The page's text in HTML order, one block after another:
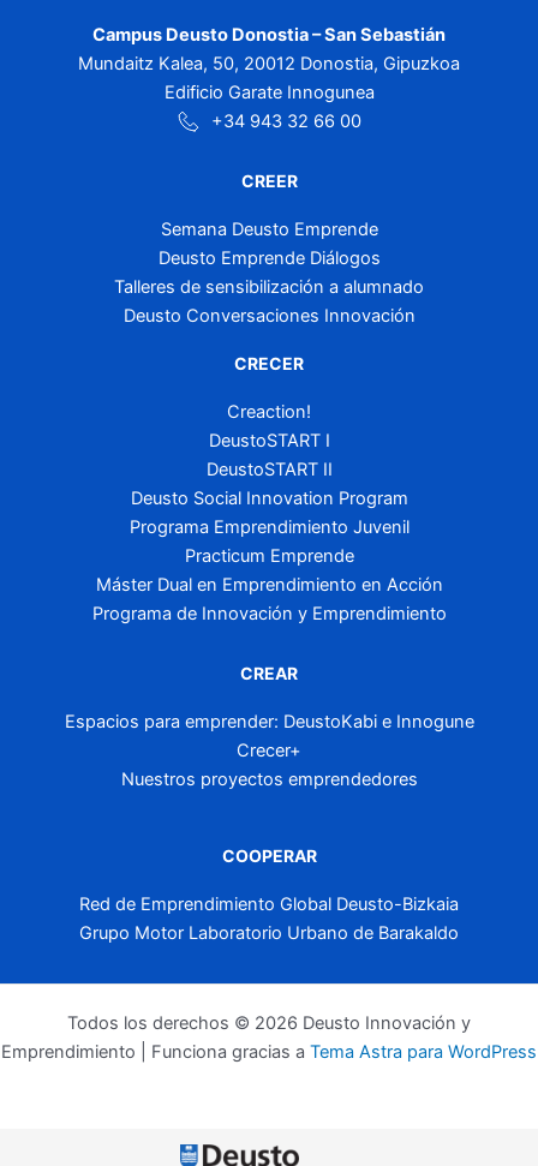
Campus Deusto Donostia – San Sebastián
Mundaitz Kalea, 50, 20012 Donostia, Gipuzkoa
Edificio Garate Innogunea
+34 943 32 66 00
CREER
Semana Deusto Emprende
Deusto Emprende Diálogos
Talleres de sensibilización a alumnado
Deusto Conversaciones Innovación
CRECER
Creaction!
DeustoSTART I
DeustoSTART II
Deusto Social Innovation Program
Programa Emprendimiento Juvenil
Practicum Emprende
Máster Dual en Emprendimiento en Acción
Programa de Innovación y Emprendimiento
CREAR
Espacios para emprender: DeustoKabi e Innogune
Crecer+
Nuestros proyectos emprendedores
COOPERAR
Red de Emprendimiento Global Deusto-Bizkaia
Grupo Motor Laboratorio Urbano de Barakaldo
Todos los derechos © 2026 Deusto Innovación y
Emprendimiento | Funciona gracias a Tema Astra para WordPress